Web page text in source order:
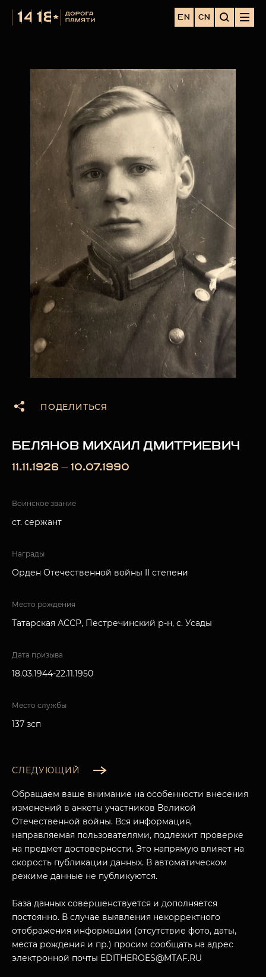
МУЗЕЙНЫЙ КОМПЛЕКС
ПОСЕТИТЕЛЯМ
НАЗАД
EN CN
ПОДЕЛИТЬСЯ
БЕЛЯНОВ МИХАИЛ ДМИТРИЕВИЧ
11.11.1926 — 10.07.1990
Воинское звание
ст. сержант
Награды
Орден Отечественной войны II степени
Место рождения
Татарская АССР, Пестречинский р-н, с. Усады
Дата призыва
18.03.1944-22.11.1950
Место службы
137 зсп
СЛЕДУЮЩИЙ
Обращаем ваше внимание на особенности внесения
изменений в анкеты участников Великой
Отечественной войны. Вся информация,
направляемая пользователями, подлежит проверке
на предмет достоверности. Это напрямую влияет на
скорость публикации данных. В автоматическом
режиме данные не публикуются.
База данных совершенствуется и дополняется
постоянно. В случае выявления некорректного
отображения информации (отсутствие фото, даты,
места рождения и пр.) просим сообщать на адрес
электронной почты EDITHEROES@MTAF.RU